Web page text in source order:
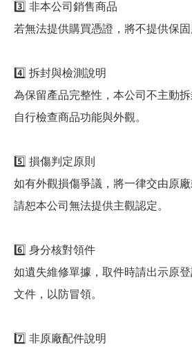
3️⃣ 非本公司銷售商品
若無法提供購買憑證，將不提供保固
4️⃣ 拆封與檢測說明
為保留產品完整性，本公司不主動
自行檢查商品功能與外觀。
5️⃣ 損傷判定原則
如有外觀損傷爭議，將一律交由原廠
請恕本公司無法提供主觀認定。
6️⃣ 身分核對領件
如遺失維修單據，取件時請出示原
文件，以防冒領。
7️⃣ 非原廠配件說明